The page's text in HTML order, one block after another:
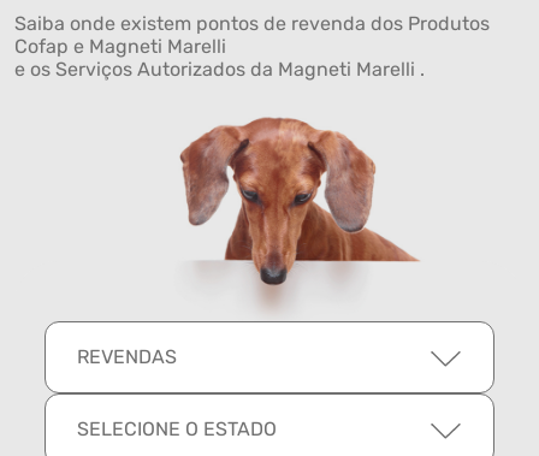
Saiba onde existem pontos de revenda dos Produtos
Cofap e Magneti Marelli
e os Serviços Autorizados da Magneti Marelli .
REVENDAS
SELECIONE O ESTADO